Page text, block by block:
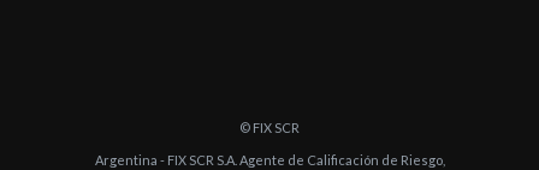
© FIX SCR
Argentina - FIX SCR S.A. Agente de Calificación de Riesgo,